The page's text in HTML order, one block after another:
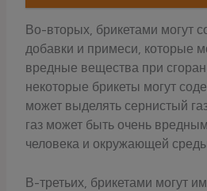
Во-вторых, брикетами могут
добавки и примеси, которые
вредные вещества при
некоторые брикеты могут
может выделять сернистый
газ может быть очень
человека и окружающей
В-третьих, брикетами могут